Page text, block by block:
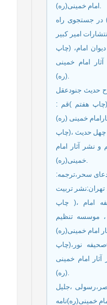
امام خمینی(ره).
خمینی(ره) ، روح¬الله(1364) در جستجوی راه
،روح الله (1372ش) دیوان امام، (چاپ
امام خمینی
(ره).
، روح الله (1382) شرح حدیث جنودعقل
هفتم )قم :
الله-(1379)شرح چهل حدیث ،(چاپ
نشر آثار امام
خمینی(ره).
الله(1376)ﺷﺮح دﻋﺎی ﺳﺤﺮ،ترجمه:
الله(1389)صحیفه امام ،( چاپ
موسسه تنظیم
خمینی ، روح الله (1379)ﺻﺤﯿﻔﻪ ﻧﻮر،(چاپ
اﻣﺎم ﺧﻤﯿﻨﯽ
(ره).
،جلیل
خمینی(ره)نامه